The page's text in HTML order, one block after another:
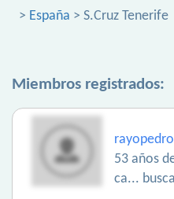
> España > S.Cruz Tenerife
Miembros registrados:
53 años
ca...